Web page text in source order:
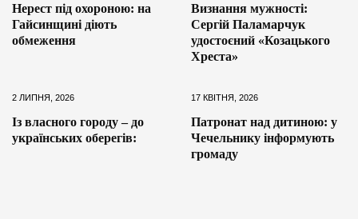
Нерест під охороною: на
Гайсинщині діють
обмеження
Визнання мужності:
Сергій Паламарчук
удостоєний «Козацького
Хреста»
2 ЛИПНЯ, 2026
Із власного городу – до
українських оберегів:
17 КВІТНЯ, 2026
Патронат над дитиною: у
Чечельнику інформують
громаду